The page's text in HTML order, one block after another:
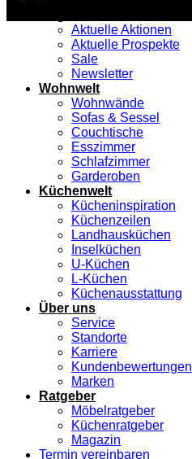
Aktuelle Aktionen
Aktuelle Prospekte
Sale
Newsletter
Wohnwelt
Wohnwände
Sofas & Sessel
Couchtische
Esszimmer
Schlafzimmer
Garderoben
Küchenwelt
Kücheninspiration
Küchenzeilen
Landhausküchen
Inselküchen
U-Küchen
L-Küchen
Küchenausstattung
Über uns
Service
Standorte
Karriere
Kundenbewertungen
Marken
Ratgeber
Möbelratgeber
Küchenratgeber
Magazin
Termin vereinbaren